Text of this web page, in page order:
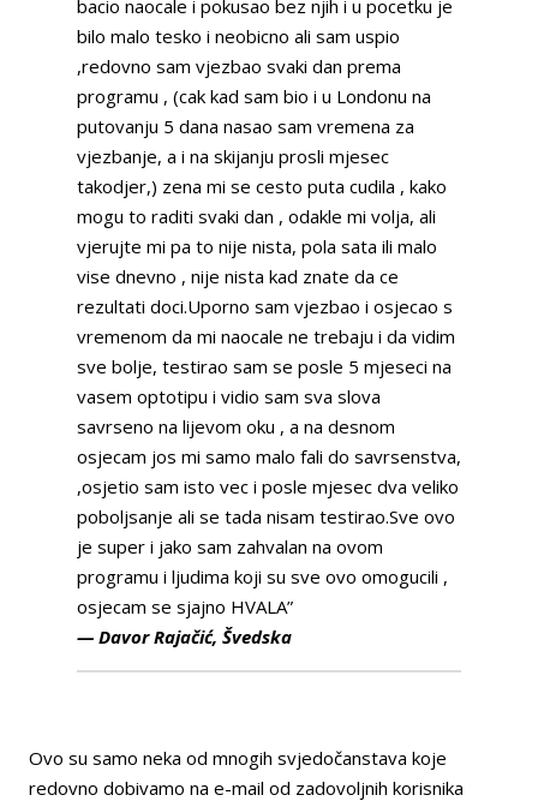
bacio naocale i pokusao bez njih i u pocetku je
bilo malo tesko i neobicno ali sam uspio
,redovno sam vjezbao svaki dan prema
programu , (cak kad sam bio i u Londonu na
putovanju 5 dana nasao sam vremena za
vjezbanje, a i na skijanju prosli mjesec
takodjer,) zena mi se cesto puta cudila , kako
mogu to raditi svaki dan , odakle mi volja, ali
vjerujte mi pa to nije nista, pola sata ili malo
vise dnevno , nije nista kad znate da ce
rezultati doci.Uporno sam vjezbao i osjecao s
vremenom da mi naocale ne trebaju i da vidim
sve bolje, testirao sam se posle 5 mjeseci na
vasem optotipu i vidio sam sva slova
savrseno na lijevom oku , a na desnom
osjecam jos mi samo malo fali do savrsenstva,
,osjetio sam isto vec i posle mjesec dva veliko
poboljsanje ali se tada nisam testirao.Sve ovo
je super i jako sam zahvalan na ovom
programu i ljudima koji su sve ovo omogucili ,
osjecam se sjajno HVALA”
— Davor Rajačić, Švedska
Ovo su samo neka od mnogih svjedočanstava koje
redovno dobivamo na e-mail od zadovoljnih korisnika